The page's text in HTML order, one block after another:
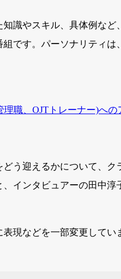
識やスキル、具体例など
です。パーソナリティは
職、OJTトレーナー)へ
う迎えるかについて、ク
インタビュアーの田中淳
現などを一部変更してい